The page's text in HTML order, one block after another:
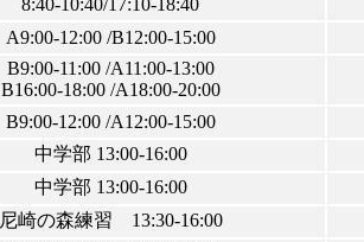
8:40-10:40/17:10-18:40
A9:00-12:00 /B12:00-15:00
B9:00-11:00 /A11:00-13:00
B16:00-18:00 /A18:00-20:00
B9:00-12:00 /A12:00-15:00
中学部 13:00-16:00
中学部 13:00-16:00
尼崎の森練習 13:30-16:00